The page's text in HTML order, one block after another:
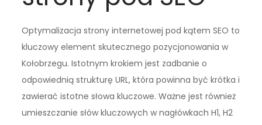
Optymalizacja strony internetowej pod kątem SEO to
kluczowy element skutecznego pozycjonowania w
Kołobrzegu. Istotnym krokiem jest zadbanie o
odpowiednią strukturę URL, która powinna być krótka i
zawierać istotne słowa kluczowe. Ważne jest również
umieszczanie słów kluczowych w nagłówkach H1, H2